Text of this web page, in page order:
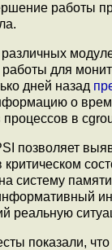
работы
для
дней назад
о
в
позволяет
систему
реальную
показали,